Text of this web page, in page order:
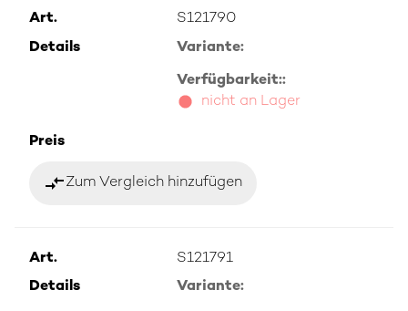
Art.
S121790
Details
Variante:
Verfügbarkeit::
nicht an Lager
Preis
compare_arrowsZum Vergleich hinzufügen
Art.
S121791
Details
Variante: